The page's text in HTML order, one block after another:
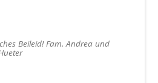
Beileid! Fam. Andrea und